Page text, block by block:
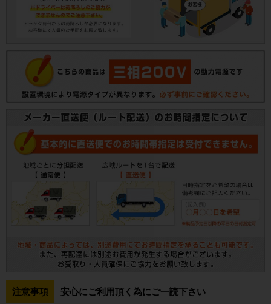
注意事項 安心にご利用頂く為にご一読下さい